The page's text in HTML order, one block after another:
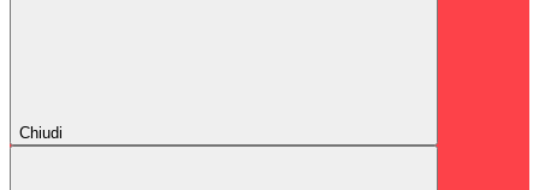
Chiudi